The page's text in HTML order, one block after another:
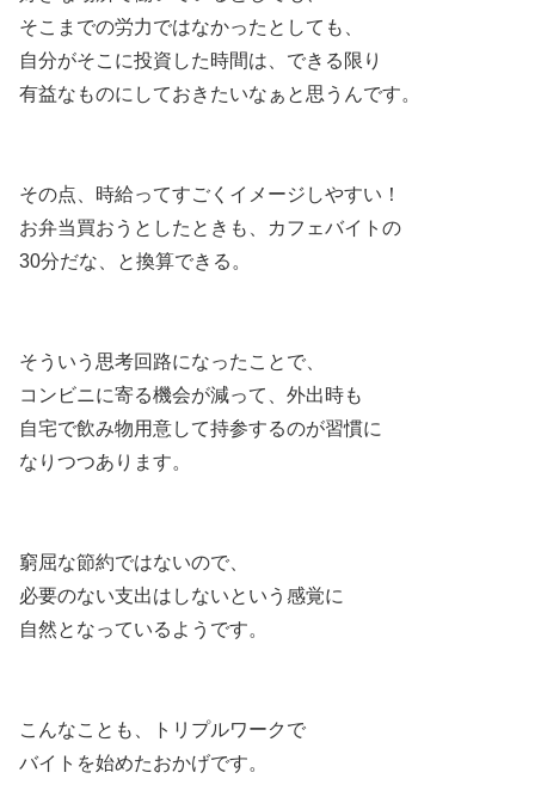
そこまでの労力ではなかったとしても、
自分がそこに投資した時間は、できる限り
有益なものにしておきたいなぁと思うんです。
その点、時給ってすごくイメージしやすい！
お弁当買おうとしたときも、カフェバイトの
30分だな、と換算できる。
そういう思考回路になったことで、
コンビニに寄る機会が減って、外出時も
自宅で飲み物用意して持参するのが習慣に
なりつつあります。
窮屈な節約ではないので、
必要のない支出はしないという感覚に
自然となっているようです。
こんなことも、トリプルワークで
バイトを始めたおかげです。